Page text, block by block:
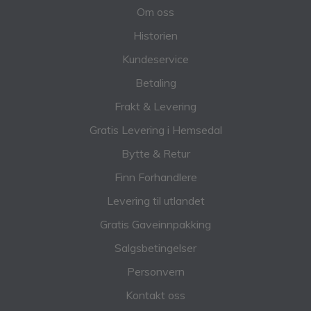
Om oss
Historien
Kundeservice
Betaling
Frakt & Levering
Gratis Levering i Hemsedal
Bytte & Retur
Finn Forhandlere
Levering til utlandet
Gratis Gaveinnpakking
Salgsbetingelser
Personvern
Kontakt oss